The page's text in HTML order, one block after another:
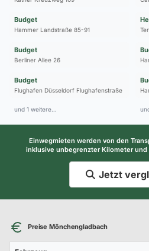
Budget
Hammer Landstraße 85-91
Budget
Berliner Allee 26
Budget
Flughafen Düsseldorf Flughafenstraße
und 1 weitere…
Einwegmieten werden von den
inklusive unbegrenzter Kilometer
Jetzt
Preise Mönchengladbach